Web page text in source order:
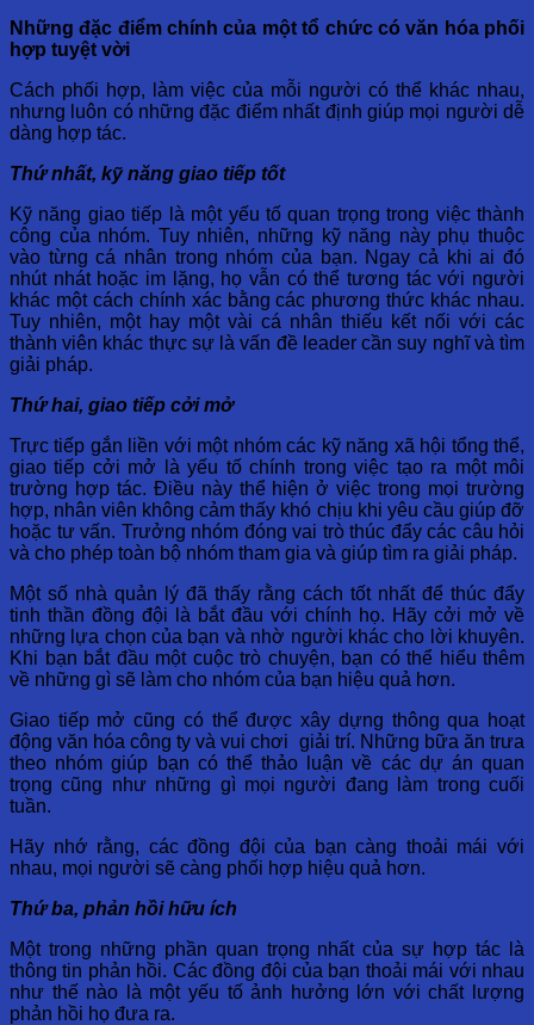
Những đặc điểm chính của một tổ chức có văn hóa phối
hợp tuyệt vời
Cách phối hợp, làm việc của mỗi người có thể khác nhau,
nhưng luôn có những đặc điểm nhất định giúp mọi người dễ
dàng hợp tác.
Thứ nhất, kỹ năng giao tiếp tốt
Kỹ năng giao tiếp là một yếu tố quan trọng trong việc thành
công của nhóm. Tuy nhiên, những kỹ năng này phụ thuộc
vào từng cá nhân trong nhóm của bạn. Ngay cả khi ai đó
nhút nhát hoặc im lặng, họ vẫn có thể tương tác với người
khác một cách chính xác bằng các phương thức khác nhau.
Tuy nhiên, một hay một vài cá nhân thiếu kết nối với các
thành viên khác thực sự là vấn đề leader cần suy nghĩ và tìm
giải pháp.
Thứ hai, giao tiếp cởi mở
Trực tiếp gắn liền với một nhóm các kỹ năng xã hội tổng thể,
giao tiếp cởi mở là yếu tố chính trong việc tạo ra một môi
trường hợp tác. Điều này thể hiện ở việc trong mọi trường
hợp, nhân viên không cảm thấy khó chịu khi yêu cầu giúp đỡ
hoặc tư vấn. Trưởng nhóm đóng vai trò thúc đẩy các câu hỏi
và cho phép toàn bộ nhóm tham gia và giúp tìm ra giải pháp.
Một số nhà quản lý đã thấy rằng cách tốt nhất để thúc đẩy
tinh thần đồng đội là bắt đầu với chính họ. Hãy cởi mở về
những lựa chọn của bạn và nhờ người khác cho lời khuyên.
Khi bạn bắt đầu một cuộc trò chuyện, bạn có thể hiểu thêm
về những gì sẽ làm cho nhóm của bạn hiệu quả hơn.
Giao tiếp mở cũng có thể được xây dựng thông qua hoạt
động văn hóa công ty và vui chơi giải trí. Những bữa ăn trưa
theo nhóm giúp bạn có thể thảo luận về các dự án quan
trọng cũng như những gì mọi người đang làm trong cuối
tuần.
Hãy nhớ rằng, các đồng đội của bạn càng thoải mái với
nhau, mọi người sẽ càng phối hợp hiệu quả hơn.
Thứ ba, phản hồi hữu ích
Một trong những phần quan trọng nhất của sự hợp tác là
thông tin phản hồi. Các đồng đội của bạn thoải mái với nhau
như thế nào là một yếu tố ảnh hưởng lớn với chất lượng
phản hồi họ đưa ra.